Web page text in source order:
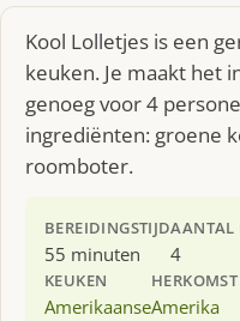
Kool Lolletjes is een
keuken. Je maakt het
genoeg voor 4
ingrediënten: groene
roomboter.
BEREIDINGSTIJD
55 minuten
AANTAL
4
KEUKEN
Amerikaanse
HERKOMST
Amerika